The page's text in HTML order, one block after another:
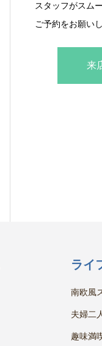
スタッフがスム
ご予約をお願いし
来
ライ
南欧風
夫婦二
趣味満